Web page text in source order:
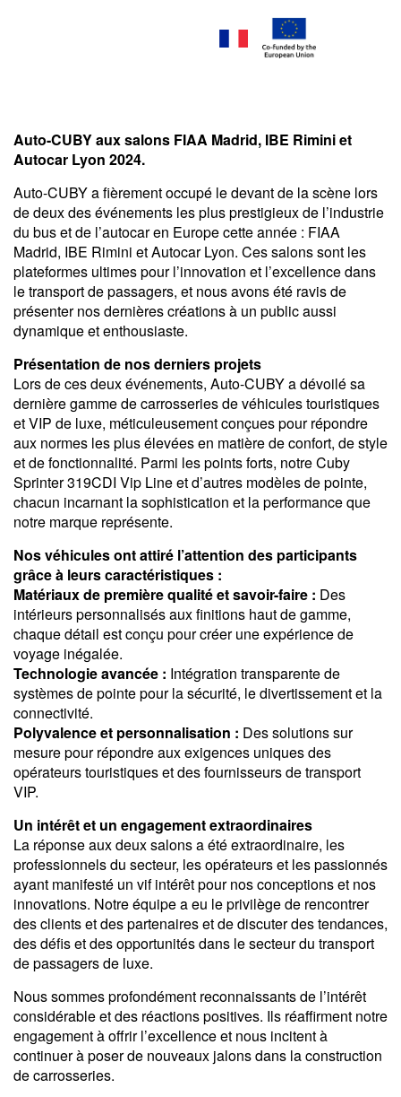
Auto-CUBY aux salons FIAA Madrid, IBE Rimini et
Autocar Lyon 2024.
Auto-CUBY a fièrement occupé le devant de la scène lors
de deux des événements les plus prestigieux de l’industrie
du bus et de l’autocar en Europe cette année : FIAA
Madrid, IBE Rimini et Autocar Lyon. Ces salons sont les
plateformes ultimes pour l’innovation et l’excellence dans
le transport de passagers, et nous avons été ravis de
présenter nos dernières créations à un public aussi
dynamique et enthousiaste.
Présentation de nos derniers projets
Lors de ces deux événements, Auto-CUBY a dévoilé sa
dernière gamme de carrosseries de véhicules touristiques
et VIP de luxe, méticuleusement conçues pour répondre
aux normes les plus élevées en matière de confort, de style
et de fonctionnalité. Parmi les points forts, notre Cuby
Sprinter 319CDI Vip Line et d’autres modèles de pointe,
chacun incarnant la sophistication et la performance que
notre marque représente.
Nos véhicules ont attiré l’attention des participants
grâce à leurs caractéristiques :
Matériaux de première qualité et savoir-faire : Des
intérieurs personnalisés aux finitions haut de gamme,
chaque détail est conçu pour créer une expérience de
voyage inégalée.
Technologie avancée : Intégration transparente de
systèmes de pointe pour la sécurité, le divertissement et la
connectivité.
Polyvalence et personnalisation : Des solutions sur
mesure pour répondre aux exigences uniques des
opérateurs touristiques et des fournisseurs de transport
VIP.
Un intérêt et un engagement extraordinaires
La réponse aux deux salons a été extraordinaire, les
professionnels du secteur, les opérateurs et les passionnés
ayant manifesté un vif intérêt pour nos conceptions et nos
innovations. Notre équipe a eu le privilège de rencontrer
des clients et des partenaires et de discuter des tendances,
des défis et des opportunités dans le secteur du transport
de passagers de luxe.
Nous sommes profondément reconnaissants de l’intérêt
considérable et des réactions positives. Ils réaffirment notre
engagement à offrir l’excellence et nous incitent à
continuer à poser de nouveaux jalons dans la construction
de carrosseries.